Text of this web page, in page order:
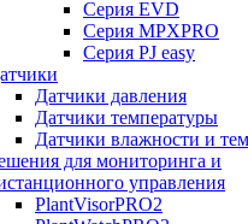
Серия EVD
Серия MPXPRO
Серия PJ easy
Датчики давления
Датчики температуры
Датчики влажности и
для мониторинга и
управления
PlantVisorPRO2